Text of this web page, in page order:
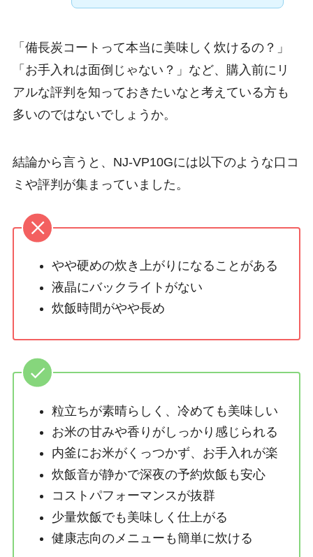
「備長炭コートって本当に美味しく炊けるの？」
「お手入れは面倒じゃない？」など、購入前にリ
アルな評判を知っておきたいなと考えている方も
多いのではないでしょうか。
結論から言うと、NJ-VP10Gには以下のような口コ
ミや評判が集まっていました。
やや硬めの炊き上がりになることがある
液晶にバックライトがない
炊飯時間がやや長め
粒立ちが素晴らしく、冷めても美味しい
お米の甘みや香りがしっかり感じられる
内釜にお米がくっつかず、お手入れが楽
炊飯音が静かで深夜の予約炊飯も安心
コストパフォーマンスが抜群
少量炊飯でも美味しく仕上がる
健康志向のメニューも簡単に炊ける